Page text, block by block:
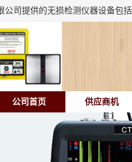
公司首页 供应商机